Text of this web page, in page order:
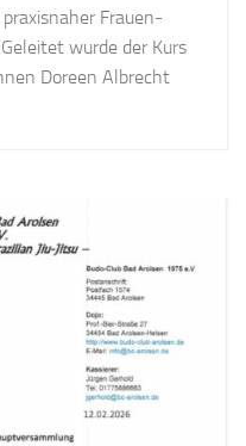
Frauen-
wurde der Kurs
Doreen Albrecht